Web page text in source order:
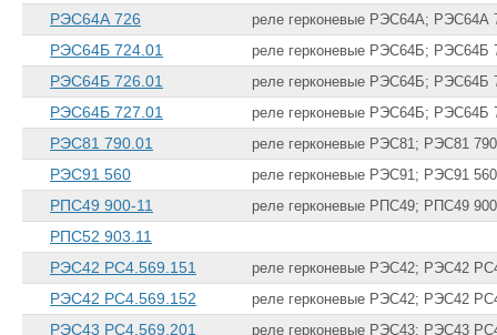
РЭС64А 726 реле герконевые РЭС64А; РЭС64А
РЭС64Б 724.01 реле герконевые РЭС64Б; РЭС64Б
РЭС64Б 726.01 реле герконевые РЭС64Б; РЭС64Б
РЭС64Б 727.01 реле герконевые РЭС64Б; РЭС64Б
РЭС81 790.01 реле герконевые РЭС81; РЭС81
РЭС91 560 реле герконевые РЭС91; РЭС91 560
РПС49 900-11 реле герконевые РПС49; РПС49
РПС52 903.11
РЭС42 РС4.569.151
реле герконевые РЭС42; РЭС42
РЭС42 РС4.569.152 реле герконевые РЭС42; РЭС42
РЭС43 РС4.569.201 реле герконевые РЭС43; РЭС43